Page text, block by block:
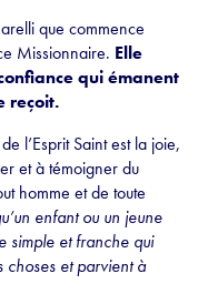
que commence
Missionnaire. Elle
qui émanent
reçoit.
l’Esprit Saint est la joie,
et à témoigner du
homme et de toute
enfant ou un jeune
simple et franche qui
choses et parvient à